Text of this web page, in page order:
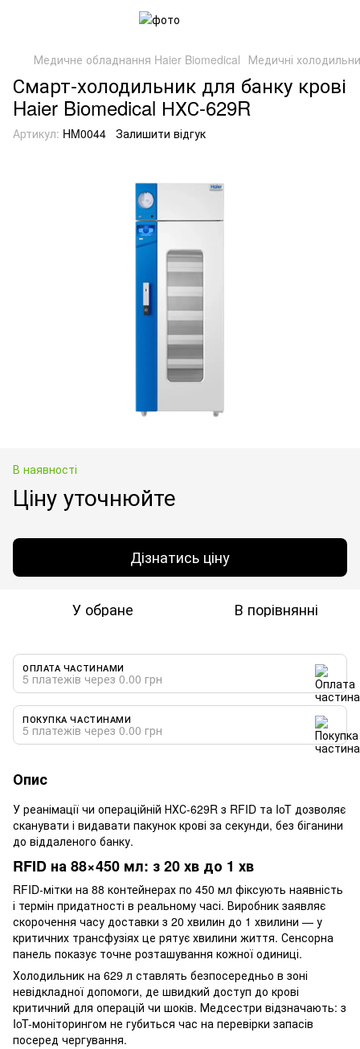
Медичне обладнання Haier Biomedical Медичні
Смарт-холодильник для банку крові
Haier Biomedical НХС-629R
Артикул: HM0044 Залишити відгук
В наявності
Ціну уточнюйте
Дізнатись ціну
У обране В порівнянні
ОПЛАТА ЧАСТИНАМИ
5 платежів через 0.00 грн
ПОКУПКА ЧАСТИНАМИ
5 платежів через 0.00 грн
Опис
У реанімації чи операційній НХС-629R з RFID та IoT дозволяє
сканувати і видавати пакунок крові за секунди, без біганини
до віддаленого банку.
RFID на 88×450 мл: з 20 хв до 1 хв
RFID-мітки на 88 контейнерах по 450 мл фіксують наявність
і термін придатності в реальному часі. Виробник заявляє
скорочення часу доставки з 20 хвилин до 1 хвилини — у
критичних трансфузіях це рятує хвилини життя. Сенсорна
панель показує точне розташування кожної одиниці.
Холодильник на 629 л ставлять безпосередньо в зоні
невідкладної допомоги, де швидкий доступ до крові
критичний для операцій чи шоків. Медсестри відзначають: з
IoT-моніторингом не губиться час на перевірки запасів
посеред чергування.